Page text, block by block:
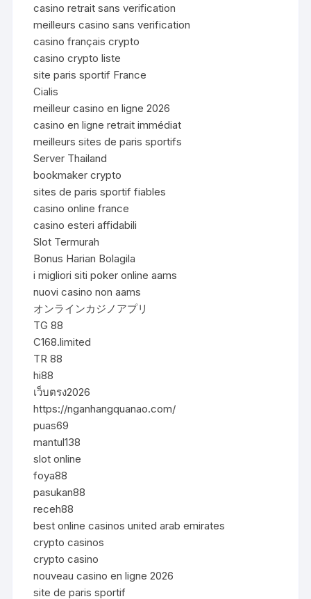
casino retrait sans verification
meilleurs casino sans verification
casino français crypto
casino crypto liste
site paris sportif France
Cialis
meilleur casino en ligne 2026
casino en ligne retrait immédiat
meilleurs sites de paris sportifs
Server Thailand
bookmaker crypto
sites de paris sportif fiables
casino online france
casino esteri affidabili
Slot Termurah
Bonus Harian Bolagila
i migliori siti poker online aams
nuovi casino non aams
オンラインカジノアプリ
TG 88
C168.limited
TR 88
hi88
เว็บตรง2026
https://nganhangquanao.com/
puas69
mantul138
slot online
foya88
pasukan88
receh88
best online casinos united arab emirates
crypto casinos
crypto casino
nouveau casino en ligne 2026
site de paris sportif